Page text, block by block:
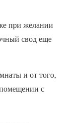
при желании
свод еще
и от того,
с